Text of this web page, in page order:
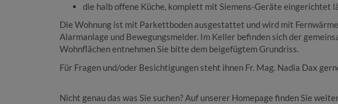
die halb offene Küche, komplett mit Siemens-Geräte eingerichtet
Die Wohnung ist mit Parkettboden ausgestattet und wird mit
Alarmanlage und Bewegungsmelder. Im Keller befinden sich der
Wohnflächen entnehmen Sie bitte dem beigefügtem Grundriss.
Für Fragen und/oder Besichtigungen steht ihnen Fr. Mag. Nadia Dax
Nicht genau das was Sie suchen? Auf unserer Homepage finden Sie